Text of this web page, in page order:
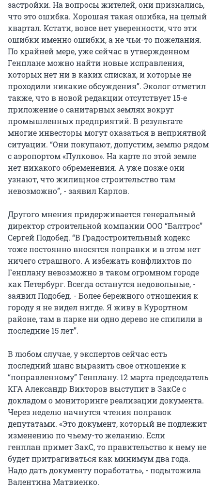
застройки. На вопросы жителей, они признались,
что это ошибка. Хорошая такая ошибка, на целый
квартал. Кстати, вовсе нет уверенности, что эти
ошибки именно ошибки, а не чьи-то пожелания.
По крайней мере, уже сейчас в утвержденном
Генплане можно найти новые исправления,
которых нет ни в каких списках, и которые не
проходили никакие обсуждения”. Эколог отметил
также, что в новой редакции отсутствует 15-е
приложение о санитарных землях вокруг
промышленных предприятий. В результате
многие инвесторы могут оказаться в неприятной
ситуации. “Они покупают, допустим, землю рядом
с аэропортом «Пулково». На карте по этой земле
нет никакого обременения. А уже позже они
узнают, что жилищное строительство там
невозможно”, - заявил Карпов.
Другого мнения придерживается генеральный
директор строительной компании ООО “Балтрос”
Сергей Подобед. “В Градостроительный кодекс
тоже постоянно вносятся поправки и в этом нет
ничего страшного. А избежать конфликтов по
Генплану невозможно в таком огромном городе
как Петербург. Всегда останутся недовольные, -
заявил Подобед. - Более бережного отношения к
городу я не видел нигде. Я живу в Курортном
районе, там в парке ни одно дерево не спилили в
последние 15 лет”.
В любом случае, у экспертов сейчас есть
последний шанс выразить свое отношение к
“поправленному” Генплану. 12 марта председатель
КГА Александр Викторов выступит в ЗакСе с
докладом о мониторинге реализации документа.
Через неделю начнутся чтения поправок
депутатами. «Это документ, который не подлежит
изменению по чьему-то желанию. Если
генплан примет ЗакС, то правительство к нему не
будет притрагиваться как минимум два года.
Надо дать документу поработать», - подытожила
Валентина Матвиенко.